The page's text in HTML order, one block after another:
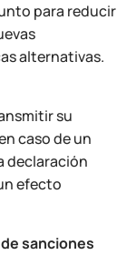
para reducir
alternativas.
su
caso de un
declaración
efecto
sanciones